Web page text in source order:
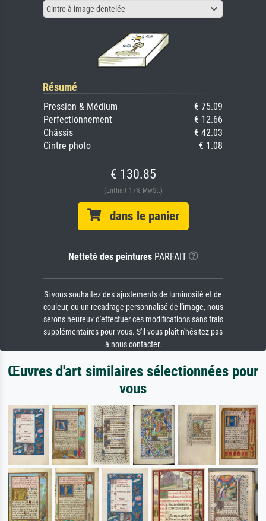
Cintre à image dentelée
Résumé
Pression & Médium
€ 75.09
Perfectionnement
€ 12.66
Châssis
€ 42.03
Cintre photo
€ 1.08
€ 130.85
(Enthält 17% MwSt.)
dans le panier
Netteté des peinturesPARFAIT
Si vous souhaitez des ajustements de luminosité et de
couleur, ou un recadrage personnalisé de l'image, nous
serons heureux d'effectuer ces modifications sans frais
supplémentaires pour vous. S'il vous plaît n'hésitez pas
à nous contacter.
Œuvres d'art similaires sélectionnées pour
vous